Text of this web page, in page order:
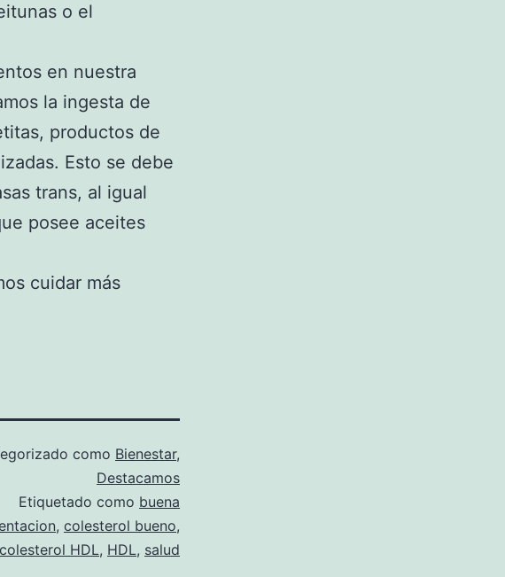
o el
en nuestra
la ingesta de
productos de
Esto se debe
trans, al igual
posee aceites
cuidar más
como Bienestar,
Destacamos
Etiquetado como buena
, colesterol bueno,
colesterol HDL, HDL, salud